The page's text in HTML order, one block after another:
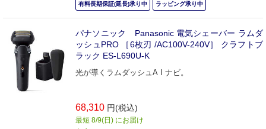
有料長期保証(延長)承り中 ラッピング承り中
パナソニック Panasonic 電気シェーバー ラムダ
ッシュPRO ［6枚刃 /AC100V-240V］ クラフトブ
ラック ES-L690U-K
光が導くラムダッシュA I ナビ。
68,310 円(税込)
最短 8/9(日) にお届け